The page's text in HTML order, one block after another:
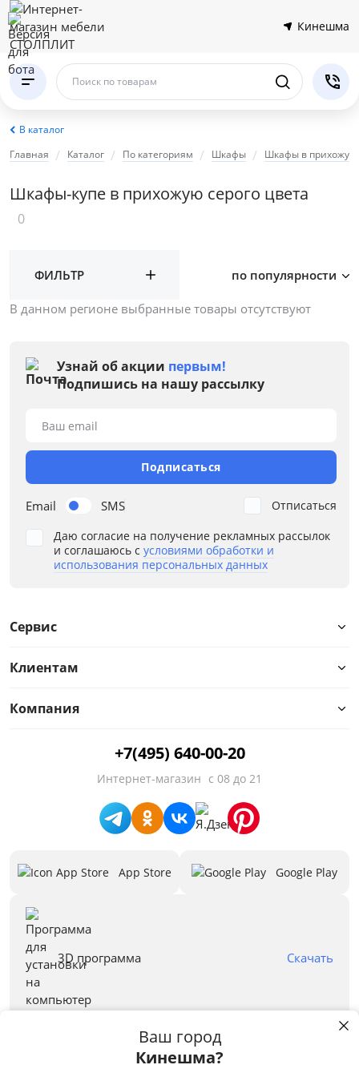
Кинешма
Ваш город
Кинешма?
Поиск по товарам
В каталог
Главная
Каталог По категориям Шкафы Шкафы в прихожую
Шкафы-купе в прихожую серого цвета
0
ФИЛЬТР
Бежевый
Синий
Серый
Все варианты
по популярности
В данном регионе выбранные товары отсутствуют
Узнай об акции первым!
Подпишись на нашу рассылку
Email SMS
Ваш email
Подписаться
Даю согласие на получение рекламных рассылок
и соглашаюсь с условиями обработки и
использования персональных данных
Отписаться
Сервис
Клиентам
Компания
+7(495) 640-00-20
Интернет-магазин с 08 до 21
App Store Google Play
3D программа Скачать
Правовая информация